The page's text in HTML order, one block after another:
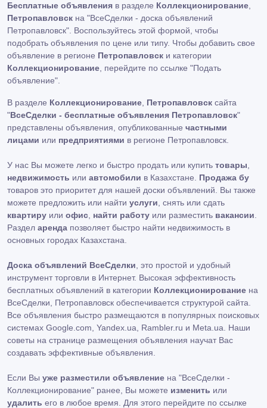
Бесплатные объявления в разделе Коллекционирование
Петропавловск на "ВсеСделки - доска объявлений
Петропавловск". Воспользуйтесь этой формой, чтобы
подобрать объявления по цене или типу. Чтобы добавить свое
объявление в регионе Петропавловск и категории
Коллекционирование , перейдите по ссылке "Подать
объявление"
В разделе Коллекционирование Петропавловск сайта
"ВсеСделки - бесплатные объявления Петропавловск"
представлены объявления, опубликованные частными
лицами или предприятиями в регионе Петропавловск.
У нас Вы можете легко и быстро продать или купить товары
недвижимость или автомобили в Казахстане. Продажа бу
товаров это приоритет для нашей доски объявлений. Вы также
можете предложить или найти услуги , снять или сдать
квартиру или офис найти работу или разместить вакансии
Раздел аренда позволяет быстро найти недвижимость в
основных городах Казахстана.
Доска объявлений ВсеСделки , это простой и удобный
инструмент торговли в Интернет. Высокая эффективность
бесплатных объявлений в категории Коллекционирование на
ВсеСделки, Петропавловск обеспечивается структурой сайта.
Все объявления быстро размещаются в популярных поисковых
системах Google.com, Yandex.ua, Rambler.ru и Meta.ua. Наши
советы на странице размещения объявления научат Вас
создавать эффективные объявления.
Если Вы уже разместили объявление на "ВсеСделки -
Коллекционирование" ранее, Вы можете изменить или
удалить его в любое время. Для этого перейдите по ссылке